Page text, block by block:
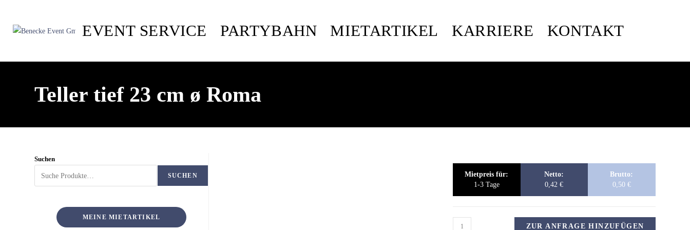
EVENT SERVICE PARTYBAHN MIETARTIKEL KARRIERE KONTAKT
Teller tief 23 cm ø Roma
Mietpreis für:
1-3 Tage
Netto:
0,42€
Brutto:
0,50 €
ZUR ANFRAGE HINZUFÜGEN
Suchen
SUCHEN
MEINE MIETARTIKEL